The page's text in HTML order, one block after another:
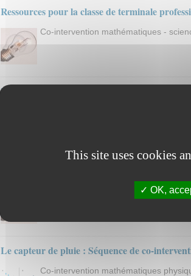
Ressources pour la classe de terminale
Co-intervention mathématiques -
Ressources pour la classe de première
Co-intervention mathématiques -
Co-intervention mathématiques -
Le capteur de pluie : Séquence de co-
Co-intervention mathématiques
This site uses cookies
OK,